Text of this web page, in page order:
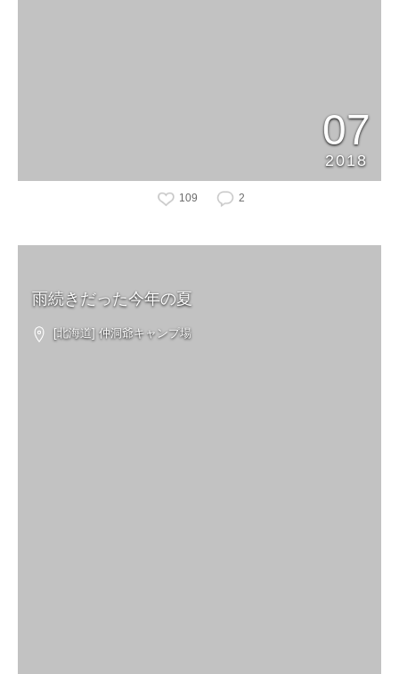
07
2018
109 2
雨続きだった今年の夏
[北海道] 仲洞爺キャンプ場